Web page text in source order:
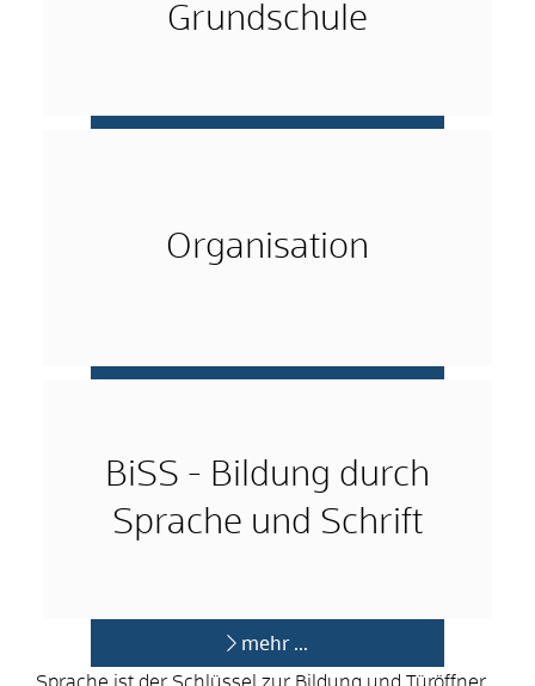
Grundschule
Organisation
BiSS - Bildung durch
Sprache und Schrift
mehr …
Sprache ist der Schlüssel zur Bildung und Türöffner